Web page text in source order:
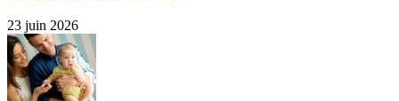
23 juin 2026